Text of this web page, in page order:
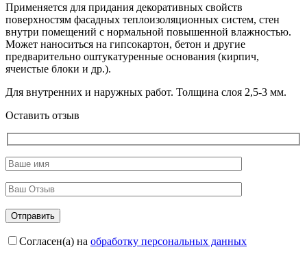
Применяется для придания декоративных свойств
поверхностям фасадных теплоизоляционных систем, стен
внутри помещений с нормальной повышенной влажностью.
Может наноситься на гипсокартон, бетон и другие
предварительно оштукатуренные основания (кирпич,
ячеистые блоки и др.).
Для внутренних и наружных работ. Толщина слоя 2,5-3 мм.
Оставить отзыв
Согласен(а) на обработку персональных данных